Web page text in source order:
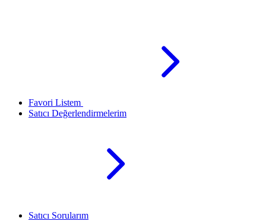
Favori Listem
Satıcı Değerlendirmelerim
Satıcı Sorularım